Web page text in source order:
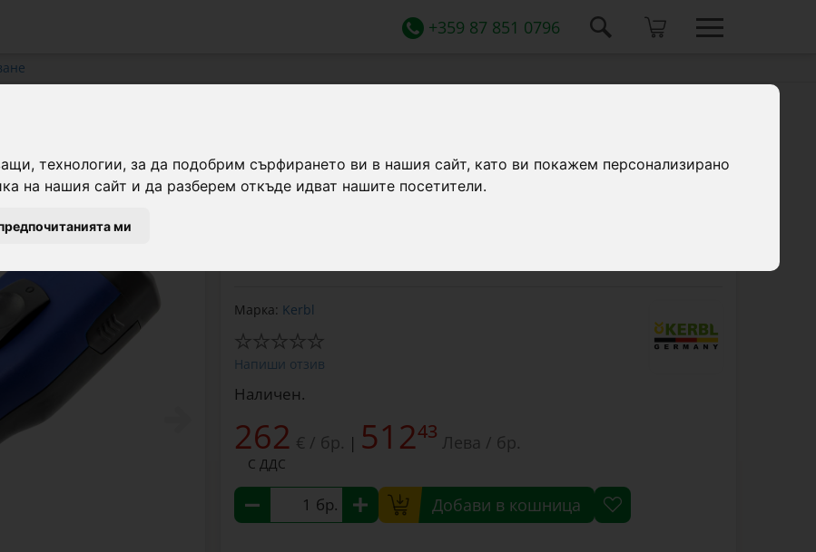
технологии, за да подобрим сърфирането ви в нашия сайт, като ви покажем персонализирано
на нашия сайт и да разберем откъде идват нашите посетители.
ми
+359 87 851 0796
Aesculap DuratiVet
Професионална акумулаторна машинка за стригане Aesculap
Марка: Kerbl
Напиши отзив
Наличен.
262 € / бр. | 51243 Лева / бр.
С ДДС
бр. Добави в кошница